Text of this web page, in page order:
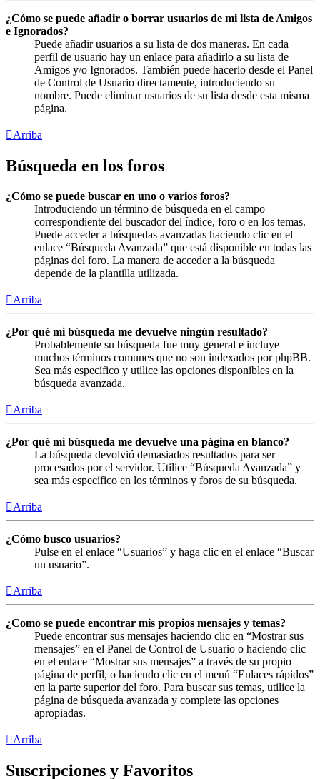
¿Cómo se puede añadir o borrar usuarios de mi lista de Amigos
e Ignorados?
Puede añadir usuarios a su lista de dos maneras. En cada
perfil de usuario hay un enlace para añadirlo a su lista de
Amigos y/o Ignorados. También puede hacerlo desde el Panel
de Control de Usuario directamente, introduciendo su
nombre. Puede eliminar usuarios de su lista desde esta misma
página.
Arriba
Búsqueda en los foros
¿Cómo se puede buscar en uno o varios foros?
Introduciendo un término de búsqueda en el campo
correspondiente del buscador del índice, foro o en los temas.
Puede acceder a búsquedas avanzadas haciendo clic en el
enlace “Búsqueda Avanzada” que está disponible en todas las
páginas del foro. La manera de acceder a la búsqueda
depende de la plantilla utilizada.
Arriba
¿Por qué mi búsqueda me devuelve ningún resultado?
Probablemente su búsqueda fue muy general e incluye
muchos términos comunes que no son indexados por phpBB.
Sea más específico y utilice las opciones disponibles en la
búsqueda avanzada.
Arriba
¿Por qué mi búsqueda me devuelve una página en blanco?
La búsqueda devolvió demasiados resultados para ser
procesados por el servidor. Utilice “Búsqueda Avanzada” y
sea más específico en los términos y foros de su búsqueda.
Arriba
¿Cómo busco usuarios?
Pulse en el enlace “Usuarios” y haga clic en el enlace “Buscar
un usuario”.
Arriba
¿Como se puede encontrar mis propios mensajes y temas?
Puede encontrar sus mensajes haciendo clic en “Mostrar sus
mensajes” en el Panel de Control de Usuario o haciendo clic
en el enlace “Mostrar sus mensajes” a través de su propio
página de perfil, o haciendo clic en el menú “Enlaces rápidos”
en la parte superior del foro. Para buscar sus temas, utilice la
página de búsqueda avanzada y complete las opciones
apropiadas.
Arriba
Suscripciones y Favoritos